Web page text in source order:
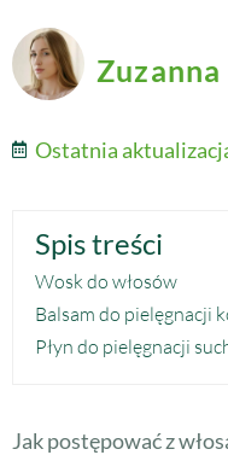
Ostatnia
Spis treści
Wosk do włosów
Balsam do pielęgnacji
Płyn do pielęgnacji
Jak postępować z